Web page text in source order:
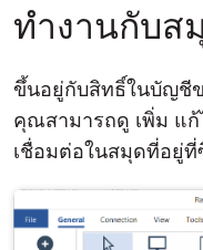
ทำงานกับส
ขึ้นอยู่กับสิทธิ์ในบัญชี
คุณสามารถดู เพิ่ม แ
เชื่อมต่อในสมุดที่อยู่ที่